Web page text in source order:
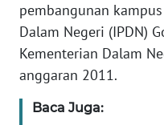
pembangunan
Dalam Negeri (IPDN)
Kementerian Dalam
anggaran 2011.
Baca Juga:
KONTAK
KAMI
INFO
IKLAN